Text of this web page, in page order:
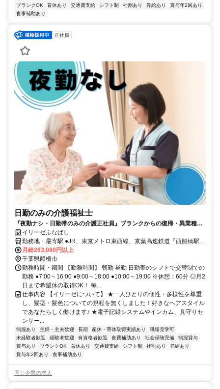
ブランクOK
育休あり 交通費支給 シフト制 社割あり 昇給あり
賞与年2回あり
食事補助あり
正社員
日勤のみの介護福祉士
『夜勤ナシ・日勤帯のみの介護正社員』ブランクからの復帰・異業種か
らの転職も大歓迎です！
イリーゼふなばし
勤務地・最寄駅 ●JR、東京メトロ東西線、京葉高速鉄道「西船橋駅」
より徒歩約12分 ●京成本線「京成西船駅」より徒歩約9分 ●京成本線
「東中山駅」より徒歩約4分
月給263,080円以上
千葉県船橋市
勤務時間・期間 【勤務時間】 朝勤 昼勤 日勤帯のシフトで交替制での
勤務 ●7:00～16:00 ●9:00～18:00 ●10:00～19:00 ※休憩：60分 ◎月2
日まで希望休の取得OK！ 毎...
仕事内容 【イリーゼについて】 ★一人ひとりの個性・多様性を尊重
し、髪型・髪色についての規程を無くしました！好きなヘアスタイル
であなたらしく働けます♪ ★電子記録システムやインカム、見守りセ
ンサー...
制服あり 主婦・主夫歓迎 長期 産休・育休取得実績あり
職場見学可
未経験者歓迎
経験者歓迎 有資格者歓迎 食費補助あり 社会保険完備
制服貸与
賞与あり
ブランクOK 育休あり 交通費支給 シフト制 社割あり
昇給あり
賞与年2回あり
食事補助あり
同じ企業の求人